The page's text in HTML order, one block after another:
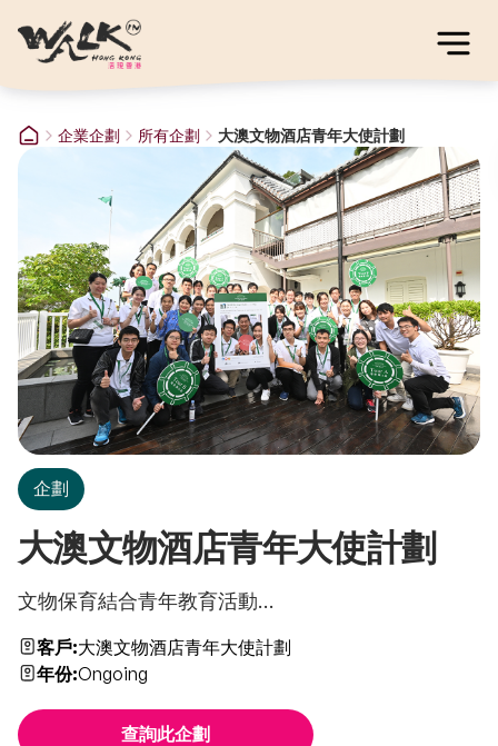
企業企劃 所有企劃 大澳文物酒店青年大使計劃
企劃
大澳文物酒店青年大使計劃
文物保育結合青年教育活動...
客戶:大澳文物酒店青年大使計劃
年份:Ongoing
查詢此企劃